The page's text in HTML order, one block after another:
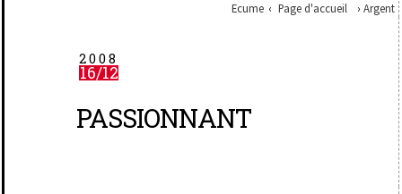
Ecume Page d'accueil Argent
2008
16/12
PASSIONNANT